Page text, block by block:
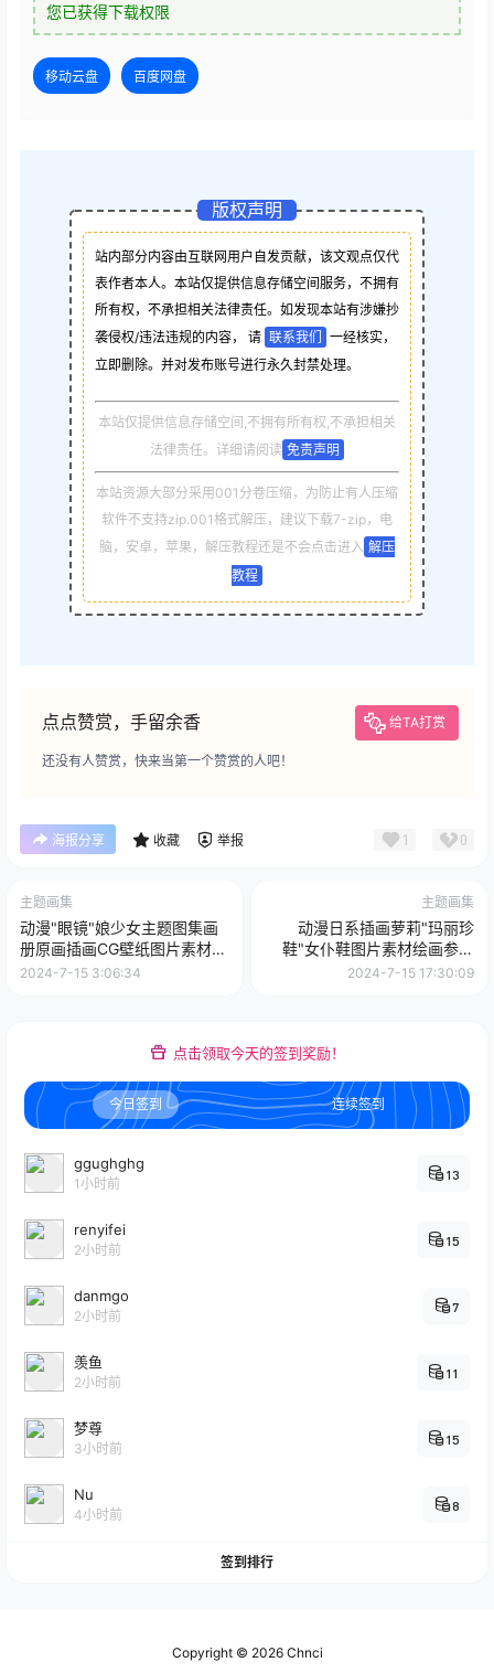
您已获得下载权限
移动云盘 百度网盘
版权声明
站内部分内容由互联网用户自发贡献，该文观点仅代
表作者本人。本站仅提供信息存储空间服务，不拥有
所有权，不承担相关法律责任。如发现本站有涉嫌抄
袭侵权/违法违规的内容， 请 联系我们
一经核实，
立即删除。并对发布账号进行永久封禁处理。
本站仅提供信息存储空间,不拥有所有权,不承担相关
法律责任。详细请阅读 免责声明
本站资源大部分采用001分卷压缩，为防止有人压缩
软件不支持zip.001格式解压，建议下载7-zip，电
脑，安卓，苹果，解压教程还是不会点击进入 解压
教程
点点赞赏，手留余香 给TA打赏
还没有人赞赏，快来当第一个赞赏的人吧！
海报分享 收藏 举报 1 0
主题画集
动漫"眼镜"娘少女主题图集画
册原画插画CG壁纸图片素材合
集美术资料
2024-7-15 3:06:34
主题画集
动漫日系插画萝莉"玛丽珍
鞋"女仆鞋图片素材绘画参考
美术设计资料
2024-7-15 17:30:09
点击领取今天的签到奖励！
今日签到 连续签到
ggughghg
1小时前
13
renyifei
2小时前
15
danmgo
2小时前
7
羡鱼
2小时前
11
梦尊
3小时前
15
Nu
4小时前
8
签到排行
Copyright © 2026Chnci